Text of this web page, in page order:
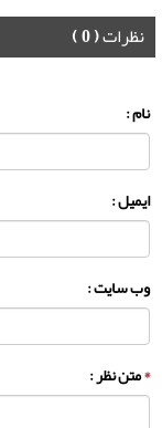
نظرات( 0 )
نام :
ایمیل :
وب سایت :
*متن نظر :